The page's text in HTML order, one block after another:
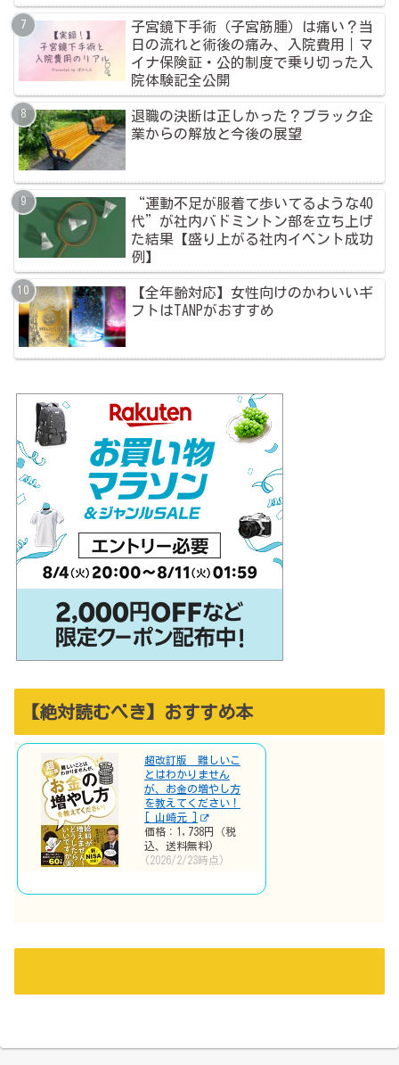
子宮鏡下手術（子宮筋腫）は痛い？当
日の流れと術後の痛み、入院費用｜マ
イナ保険証・公的制度で乗り切った入
院体験記全公開
退職の決断は正しかった？ブラック企
業からの解放と今後の展望
“運動不足が服着て歩いてるような40
代”が社内バドミントン部を立ち上げ
た結果【盛り上がる社内イベント成功
例】
【全年齢対応】女性向けのかわいいギ
フトはTANPがおすすめ
【絶対読むべき】おすすめ本
超改訂版 難しいこ
とはわかりません
が、お金の増やし方
を教えてください！
[ 山崎元 ]
価格：1,738円（税
込、送料無料)
(2026/2/23時点)